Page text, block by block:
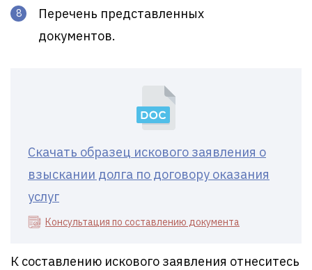
Перечень представленных
документов.
Скачать образец искового заявления о
взыскании долга по договору оказания
услуг
Консультация по составлению документа
К составлению искового заявления отнеситесь